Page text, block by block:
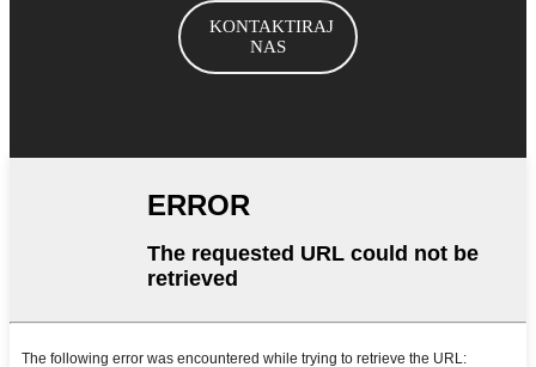
KONTAKTIRAJ
NAS